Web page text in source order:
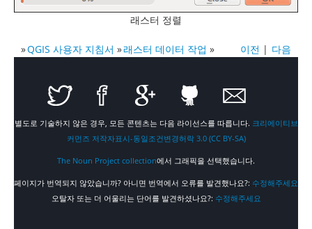
래스터 정렬
다음
이전 |
»QGIS 사용자 지침서 »래스터 데이터 작업 »
별도로 기술하지 않은 경우, 모든 콘텐츠는 다음 라이선스를 따릅니다. 크리에이티브
커먼즈 저작자표시-동일조건변경허락 3.0 (CC BY-SA)
The Noun Project collection에서 그래픽을 선택했습니다.
페이지가 번역되지 않았습니까? 아니면 번역에서 오류를 발견했나요?: 수정해주세요
오탈자 또는 더 어울리는 단어를 발견하셨나요?: 수정해주세요